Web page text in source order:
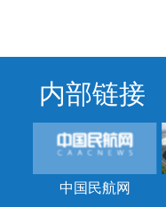
内部链接
中国民航网